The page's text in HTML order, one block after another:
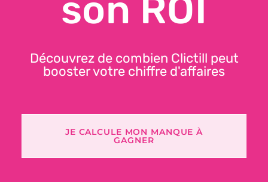
Le clienteling : une
fidéliser sa clientèle
LE CLIENTELING,
son ROI
Découvrez de combien Clictill peut
booster votre chiffre d'affaires
JE CALCULE MON MANQUE À
GAGNER